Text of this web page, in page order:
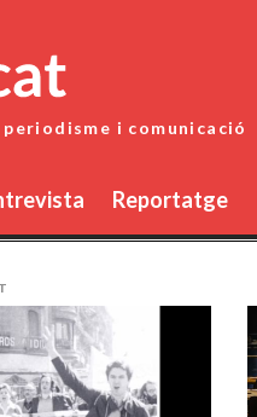
i comunicació
Reportatge